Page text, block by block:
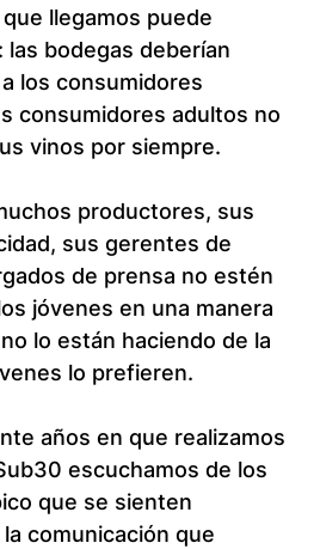
llegamos puede
las bodegas deberían
los consumidores
consumidores adultos no
vinos por siempre.
productores, sus
sus gerentes de
de prensa no estén
jóvenes en una manera
lo están haciendo de la
lo prefieren.
años en que realizamos
escuchamos de los
que se sienten
comunicación que